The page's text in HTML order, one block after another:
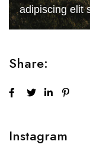
adipiscing elit
Share:
Instagram